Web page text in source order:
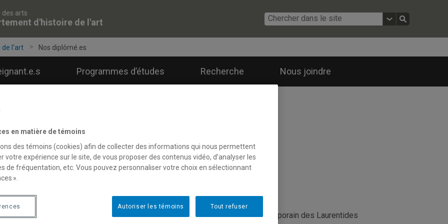
des arts
d'histoire de l'art
de l'art Nos diplômé.es
Programmes d’études Recherche Nous joindre
diplômé.es
Marie Saint Jean Aubre
en matière de témoins
des témoins (cookies) afin de collecter des informations qui nous permettent
votre expérience sur le site, de vous proposer des contenus vidéo, d’analyser les
de fréquentation, etc. Vous pouvez personnaliser votre choix en sélectionnant
».
Tout refuser
Autoriser les témoins